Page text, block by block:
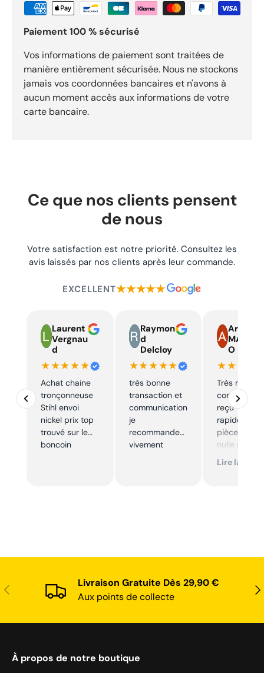
Paiement 100 % sécurisé
Vos informations de paiement sont traitées de
manière entièrement sécurisée. Nous ne stockons
jamais vos coordonnées bancaires et n'avons à
aucun moment accès aux informations de votre
carte bancaire.
Ce que nos clients pensent
de nous
Votre satisfaction est notre priorité. Consultez les
avis laissés par nos clients après leur commande.
EXCELLENT★★★★★
Laurent
Vergnau
d
★★★★★
Achat chaine
tronçonneuse
Stihl envoi
nickel prix top
trouvé sur le
boncoin
Raymon
d
Delcloy
★★★★★
très bonne
transaction et
communication
je
recommande
vivement
Armand
MARTIN
O
Très réactif,
commande
reçu
rapidement,
pièce
nulle part
ailleurs et
Lire la suite
Précédent
Livraison Gratuite Dès 29,90 €
Aux points de collecte
À propos de notre boutique